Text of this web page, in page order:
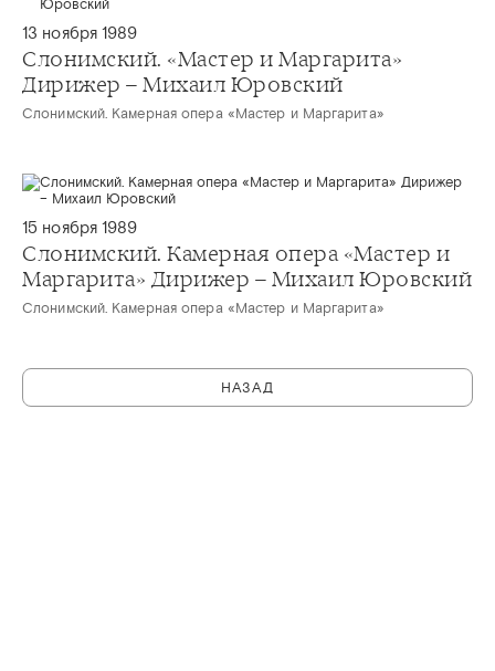
13 ноября 1989
Слонимский. «Мастер и Маргарита»
Дирижер – Михаил Юровский
Слонимский. Камерная опера «Мастер и Маргарита»
15 ноября 1989
Слонимский. Камерная опера «Мастер и
Маргарита» Дирижер – Михаил Юровский
Слонимский. Камерная опера «Мастер и Маргарита»
НАЗАД